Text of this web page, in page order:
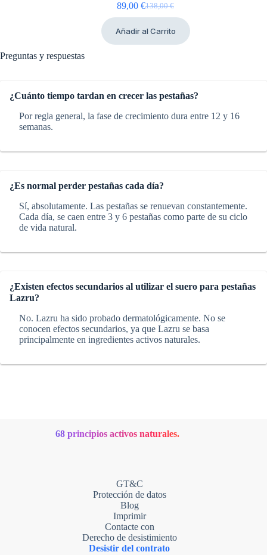
138,00€
El
original
era:
89,00 €El
actual
es:
Añadir al Carrito
Preguntas y respuestas
¿Cuánto tiempo tardan en crecer las pestañas?
Por regla general, la fase de crecimiento dura entre 12 y 16
semanas.
¿Es normal perder pestañas cada día?
Sí, absolutamente. Las pestañas se renuevan constantemente.
Cada día, se caen entre 3 y 6 pestañas como parte de su ciclo
de vida natural.
¿Existen efectos secundarios al utilizar el suero para pestañas
Lazru?
No. Lazru ha sido probado dermatológicamente. No se
conocen efectos secundarios, ya que Lazru se basa
principalmente en ingredientes activos naturales.
68 principios activos naturales.
GT&C
Protección de datos
Blog
Imprimir
Contacte con
Derecho de desistimiento
Desistir del contrato